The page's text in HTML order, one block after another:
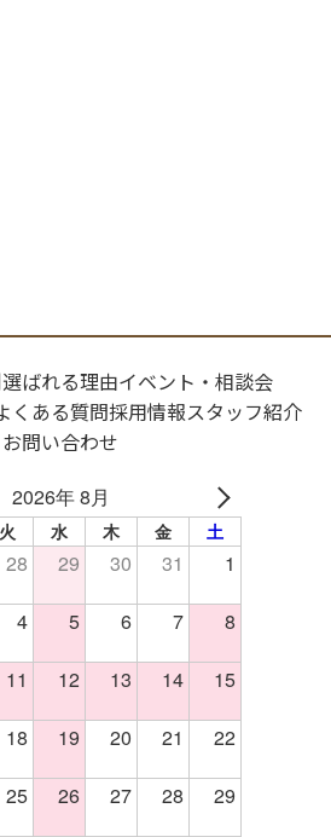
選ばれる理由イベント・相談会
くある質問採用情報スタッフ紹介
お問い合わせ
2026年 8月
火 水 木 金 土
28 29 30 31 1
4 5 6 7 8
11 12 13 14 15
18 19 20 21 22
25 26 27 28 29